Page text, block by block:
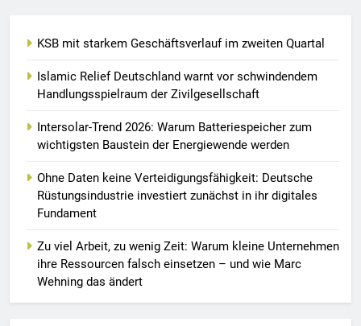
KSB mit starkem Geschäftsverlauf im zweiten Quartal
Islamic Relief Deutschland warnt vor schwindendem
Handlungsspielraum der Zivilgesellschaft
Intersolar-Trend 2026: Warum Batteriespeicher zum
wichtigsten Baustein der Energiewende werden
Ohne Daten keine Verteidigungsfähigkeit: Deutsche
Rüstungsindustrie investiert zunächst in ihr digitales
Fundament
Zu viel Arbeit, zu wenig Zeit: Warum kleine Unternehmen
ihre Ressourcen falsch einsetzen – und wie Marc
Wehning das ändert